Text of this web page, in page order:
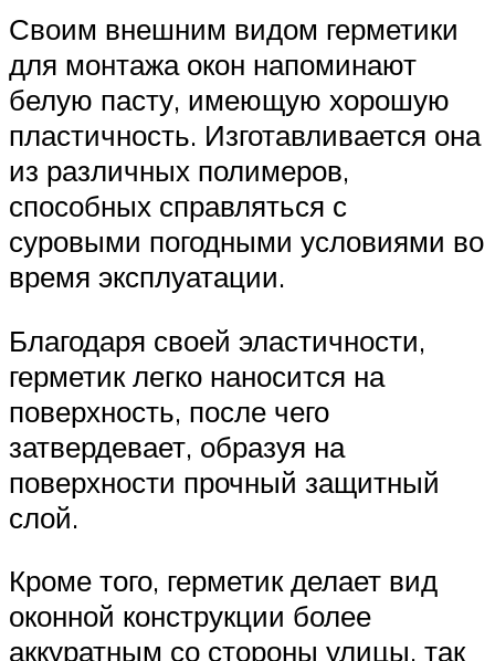
Своим внешним видом герметики
для монтажа окон напоминают
белую пасту, имеющую хорошую
пластичность. Изготавливается она
из различных полимеров,
способных справляться с
суровыми погодными условиями во
время эксплуатации.
Благодаря своей эластичности,
герметик легко наносится на
поверхность, после чего
затвердевает, образуя на
поверхности прочный защитный
слой.
Кроме того, герметик делает вид
оконной конструкции более
аккуратным со стороны улицы, так